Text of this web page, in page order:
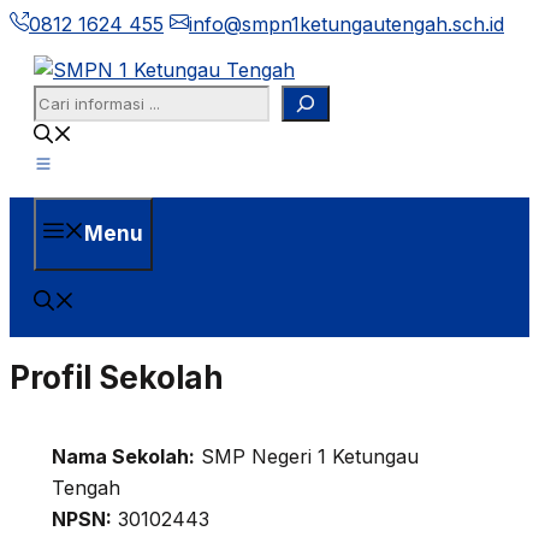
Langsung
0812 1624 455 info@smpn1ketungautengah.sch.id
Search
Menu
Profil Sekolah
Nama Sekolah: SMP Negeri 1 Ketungau
Tengah
NPSN: 30102443